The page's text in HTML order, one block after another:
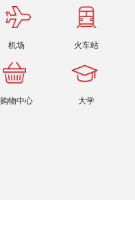
机场 火车站
购物中心 大学